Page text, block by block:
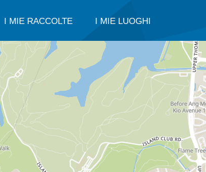
I MIE RACCOLTE I MIE LUOGHI